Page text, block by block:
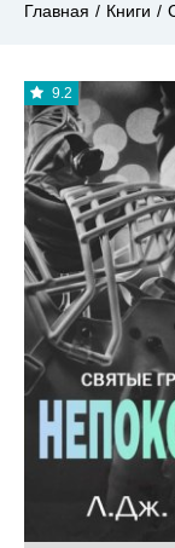
Главная Книги
9.2